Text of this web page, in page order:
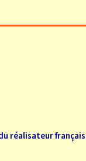
réalisateur français